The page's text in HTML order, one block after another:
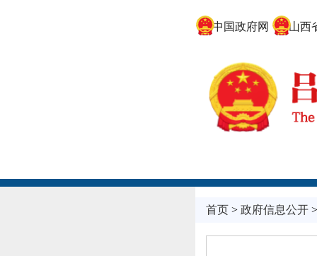
中国政府网 山西省
首页> 政府信息公开